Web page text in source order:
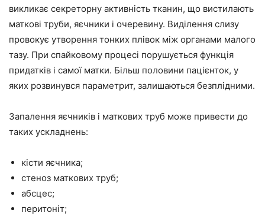
викликає секреторну активність тканин, що вистилають
маткові труби, яєчники і очеревину. Виділення слизу
провокує утворення тонких плівок між органами малого
тазу. При спайковому процесі порушується функція
придатків і самої матки. Більш половини пацієнток, у
яких розвинувся параметрит, залишаються безплідними.
Запалення яєчників і маткових труб може привести до
таких ускладнень:
кісти яєчника;
стеноз маткових труб;
абсцес;
перитоніт;